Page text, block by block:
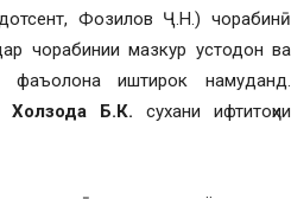
Фозилов Ҷ.Н.) чорабинӣ
чорабинии мазкур устодон ва
фаъолона иштирок намуданд.
Холзода Б.К. сухани ифтитоҳии